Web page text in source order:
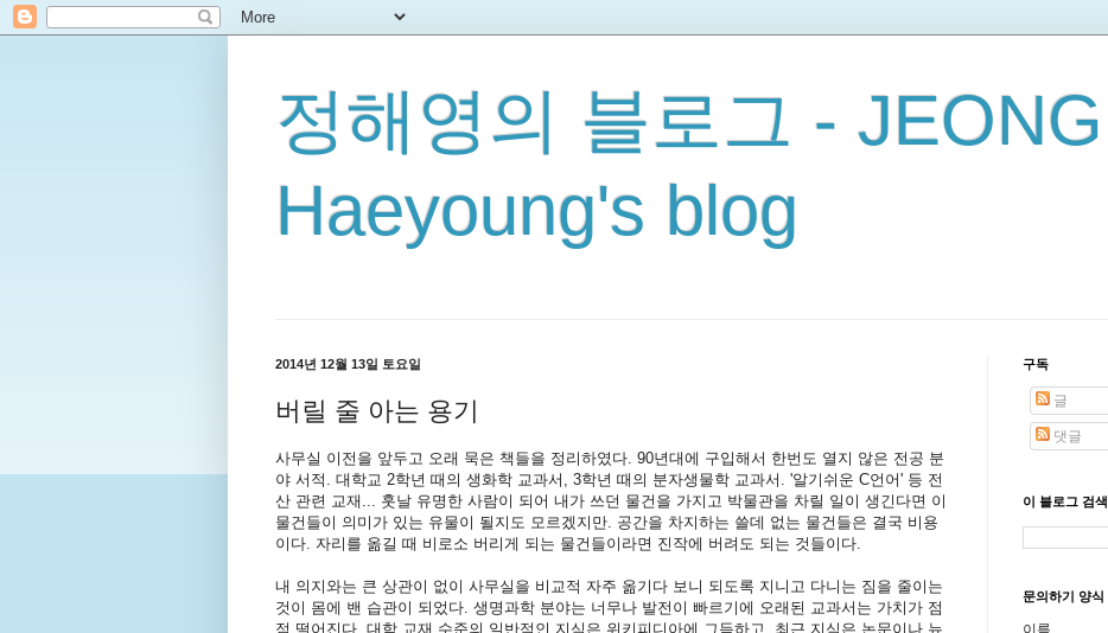
정해영의 블로그 - JEONG
Haeyoung's blog
2014년 12월 13일 토요일
버릴 줄 아는 용기
사무실 이전을 앞두고 오래 묵은 책들을 정리하였다. 90년대에 구입해서 한번도 열지 않은 전공 분
야 서적. 대학교 2학년 때의 생화학 교과서, 3학년 때의 분자생물학 교과서. '알기쉬운 C언어' 등 전
산 관련 교재... 훗날 유명한 사람이 되어 내가 쓰던 물건을 가지고 박물관을 차릴 일이 생긴다면 이
물건들이 의미가 있는 유물이 될지도 모르겠지만. 공간을 차지하는 쓸데 없는 물건들은 결국 비용
이다. 자리를 옮길 때 비로소 버리게 되는 물건들이라면 진작에 버려도 되는 것들이다.
내 의지와는 큰 상관이 없이 사무실을 비교적 자주 옮기다 보니 되도록 지니고 다니는 짐을 줄이는
것이 몸에 밴 습관이 되었다. 생명과학 분야는 너무나 발전이 빠르기에 오래된 교과서는 가치가 점
점 떨어진다. 대학 교재 수준의 일반적인 지식은 위키피디아에 그득하고, 최근 지식은 논문이나 뉴
구독
글
댓글
이 블로그 검색
문의하기 양식
이름